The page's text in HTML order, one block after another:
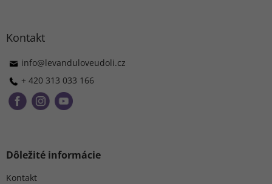
Kontakt
info@levanduloveudoli.cz
+ 420 313 033 166
Dôležité informácie
Kontakt